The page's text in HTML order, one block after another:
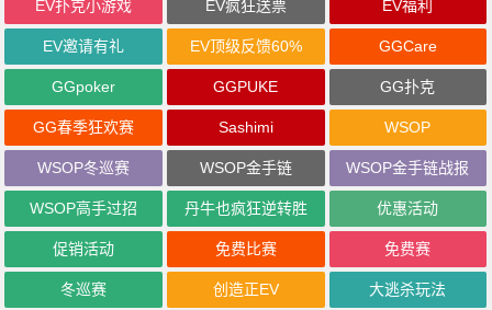
EV扑克小游戏 EV疯狂送票 EV福利
EV邀请有礼 EV顶级反馈60% GGCare
GGpoker GGPUKE GG扑克
GG春季狂欢赛 Sashimi WSOP
WSOP冬巡赛 WSOP金手链 WSOP金手链战报
WSOP高手过招 丹牛也疯狂逆转胜 优惠活动
促销活动 免费比赛 免费赛
冬巡赛 创造正EV 大逃杀玩法